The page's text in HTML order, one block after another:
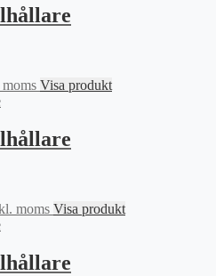
kr.
kr.
Visa produkt
kr.
moms Visa produkt